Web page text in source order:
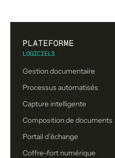
PLATEFORME
LOGICIELS
Gestion documentaire
Processus automatisés
Capture intelligente
Composition de documents
Portail d’échange
Coffre-fort numérique